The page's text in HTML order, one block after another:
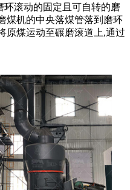
滚动的固定且可自转的磨
煤机的中央落煤管落到磨环
原煤运动至碾磨滚道上,通过